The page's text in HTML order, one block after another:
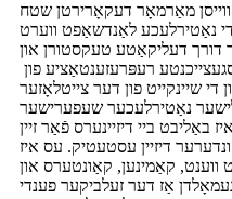
מאַרמאָר דעקאָרירטן שטח
די נאַטירלעכע לאַנדשאַפט ווערט
דורך דעליקאַטע טעקסטורן און
רעפּרעזענטאַציע פון
די שיינקייט פון דער צייטלאָזער
נאַטירלעכער שעפערישער
ביי דיזיינערס פֿאַר זיין
דיזיין עסטעטיק. עס איז
ווענט, קאַמינען, קאַונטערס און
אַז דער זעלביקער פענדי